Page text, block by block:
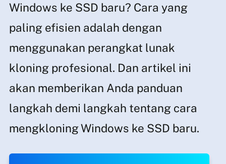
Windows ke SSD baru? Cara yang
paling efisien adalah dengan
menggunakan perangkat lunak
kloning profesional. Dan artikel ini
akan memberikan Anda panduan
langkah demi langkah tentang cara
mengkloning Windows ke SSD baru.